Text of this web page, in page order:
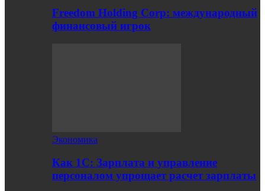
Freedom Holding Corp: международный
финансовый игрок
Экономика
Как 1С: Зарплата и управление
персоналом упрощает расчет зарплаты